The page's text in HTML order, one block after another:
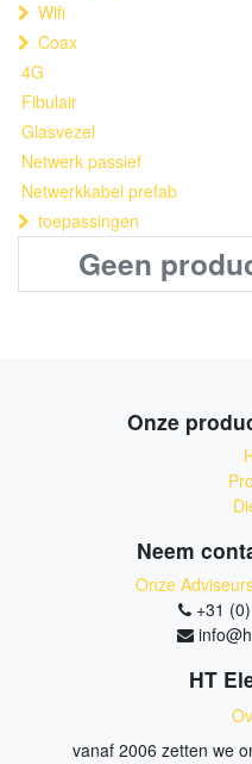
Wifi
Coax
4G
Fibulair
Glasvezel
Netwerk passief
Netwerkkabel prefab
toepassingen
Geen
Onze
Neem
Onze
+31
HT
vanaf 2006 zetten we